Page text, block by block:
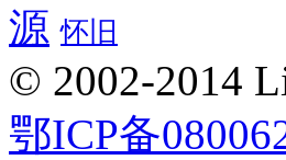
源 怀旧
© 2002-2014
鄂ICP备